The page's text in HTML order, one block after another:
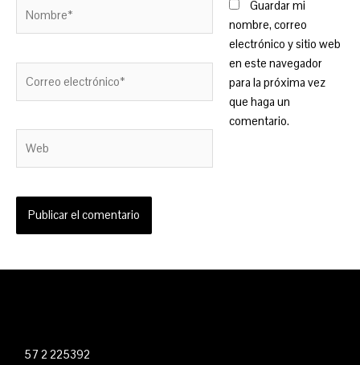
electrónico*
Guardar mi
nombre, correo
electrónico y sitio web
en este navegador
para la próxima vez
que haga un
comentario.
57 2 225392